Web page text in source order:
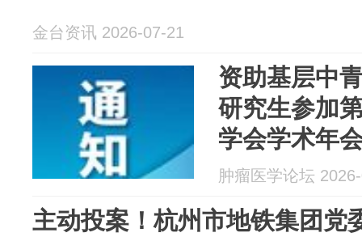
金台资讯 2026-07-21
资助基层中
研究生参加
学会学术年
肿瘤医学论坛
主动投案！杭州市地铁集团党